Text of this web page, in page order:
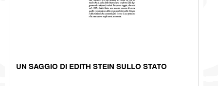
UN SAGGIO DI EDITH STEIN SULLO STATO